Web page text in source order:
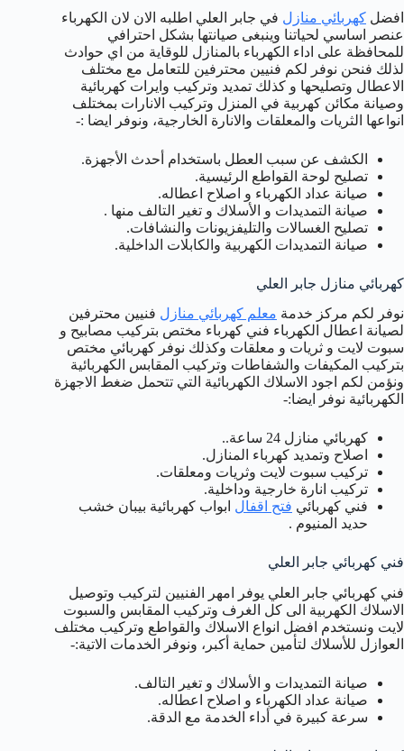
افضل كهربائي منازل في جابر العلي اطلبه الان لان الكهرباء
عنصر اساسي لحياتنا وينبغى صيانتها بشكل احترافي
للمحافظة على اداء الكهرباء بالمنازل للوقاية من اي حوادث
لذلك فنحن نوفر لكم فنيين محترفين للتعامل مع مختلف
الاعطال وتصليحها و كذلك تمديد وتركيب وايرات كهربائية
وصيانة مكائن كهربية في المنزل وتركيب الانارات بمختلف
انواعها الثريات والمعلقات والانارة الخارجية، ونوفر ايضا :-
الكشف عن سبب العطل باستخدام أحدث الأجهزة.
تصليح لوحة القواطع الرئيسية.
صيانة عداد الكهرباء و اصلاح اعطاله.
صيانة التمديدات و الأسلاك و تغير التالف منها .
تصليح الغسالات والتليفزيونات والنشافات.
صيانة التمديدات الكهربية والكابلات الداخلية.
كهربائي منازل جابر العلي
نوفر لكم مركز خدمة معلم كهربائي منازل فنيين محترفين
لصيانة اعطال الكهرباء فني كهرباء مختص بتركيب مصابيح و
سبوت لايت و ثريات و معلقات وكذلك نوفر كهربائي مختص
بتركيب المكيفات والشفاطات وتركيب المقابس الكهربائية
ونؤمن لكم اجود الاسلاك الكهربائية التي تتحمل ضغط الاجهزة
الكهربائية نوفر ايضا:-
كهربائي منازل 24 ساعة..
اصلاح وتمديد كهرباء المنازل.
تركيب سبوت لايت وثريات ومعلقات.
تركيب انارة خارجية وداخلية.
فني كهربائي فتح اقفال ابواب كهربائية بيبان خشب
حديد المنيوم .
فني كهربائي جابر العلي
فني كهربائي جابر العلي يوفر امهر الفنيين لتركيب وتوصيل
الاسلاك الكهربية الى كل الغرف وتركيب المقابس والسبوت
لايت ونستخدم افضل انواع الاسلاك والقواطع وتركيب مختلف
العوازل للأسلاك لتأمين حماية أكبر، ونوفر الخدمات الاتية:-
صيانة التمديدات و الأسلاك و تغير التالف.
صيانة عداد الكهرباء و اصلاح اعطاله.
سرعة كبيرة في أداء الخدمة مع الدقة.